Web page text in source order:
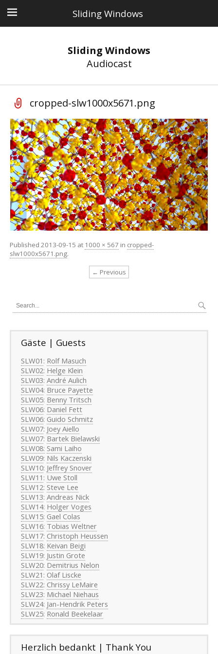
Sliding Windows
Sliding Windows
Audiocast
cropped-slw1000x5671.png
Published 2013-09-15 at 1000 × 567 in cropped-
slw1000x5671.png.
← Previous
Gäste | Guests
SLW01 : Rolf Masuch
SLW02: Helge Klein
SLW03: André Aulich
SLW04: Bruce Payette
SLW05: Benny Tritsch
SLW06: Daniel Fett
SLW06: Guido Schmitz
SLW07: Joey Aiello
SLW07: Bartek Bielawski
SLW08: Sami Laiho
SLW09: Nils Kaczenski
SLW10: Jeffrey Snover
SLW11 : Uwe Stoll
SLW12: Steve Lee
SLW13: Andreas Nick
SLW14: Holger Voges
SLW15: Gael Colas
SLW16: Tobias Weltner
SLW17: Christoph Heussen
SLW18: Keivan Beigi
SLW19: Justin Grote
SLW20: Demitrius Nelon
SLW21 : Olaf Liscke
SLW22: Chrissy LeMaire
SLW23: Michael Niehaus
SLW24: Jan-Hendrik Peters
SLW25: Ronald Beekelaar
Herzlich bedankt | Thank You